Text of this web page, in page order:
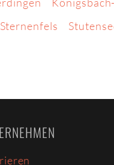
Sternenfels